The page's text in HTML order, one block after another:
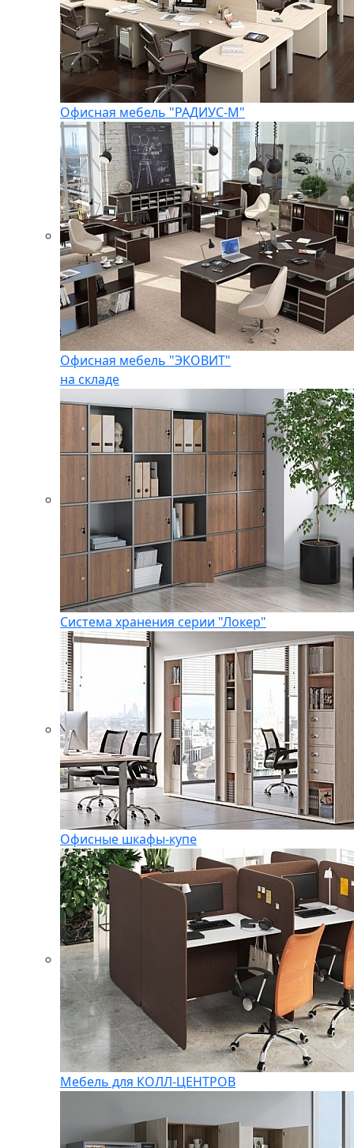
Офисная мебель "РАДИУС-М"
Офисная мебель "ЭКОВИТ"
на складе
Система хранения серии "Локер"
Офисные шкафы-купе
Мебель для КОЛЛ-ЦЕНТРОВ